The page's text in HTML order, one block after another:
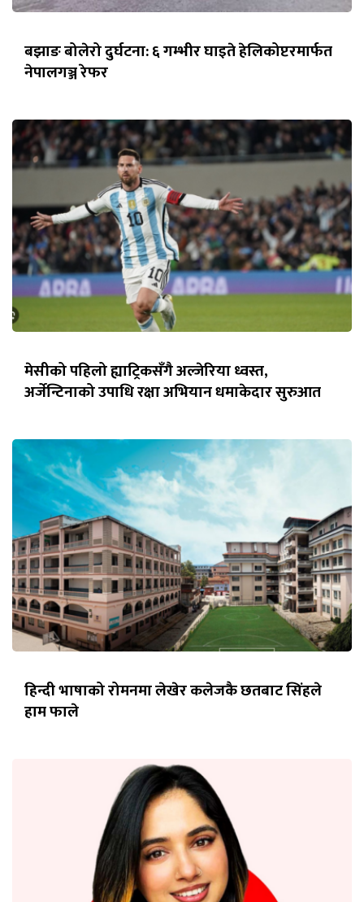
बझाङ बोलेरो दुर्घटना: ६ गम्भीर घाइते हेलिकोप्टरमार्फत
नेपालगञ्ज रेफर
मेसीको पहिलो ह्याट्रिकसँगै अल्जेरिया ध्वस्त,
अर्जेन्टिनाको उपाधि रक्षा अभियान धमाकेदार सुरुआत
हिन्दी भाषाको रोमनमा लेखेर कलेजकै छतबाट सिंहले
हाम फाले